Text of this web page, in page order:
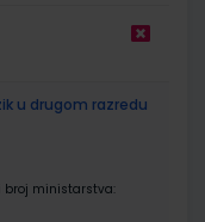
u drugom razredu
broj ministarstva: